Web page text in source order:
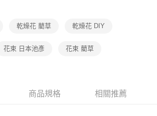
乾燥花 藺草 乾燥花 DIY
花束 日本池彥 花束 藺草
商品規格 相關推薦